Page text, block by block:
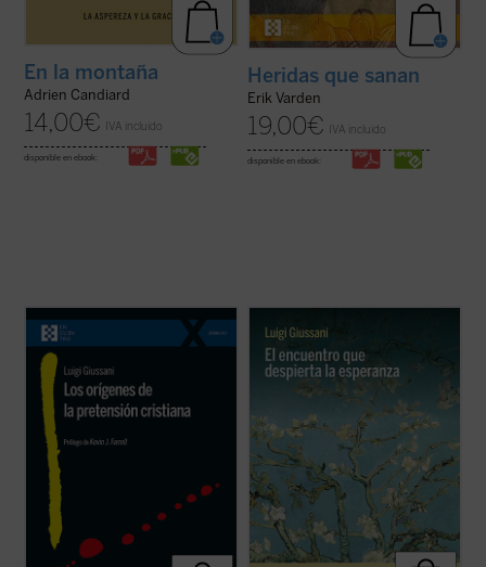
En la montaña
Adrien Candiard
14,00€ IVA incluido
disponible en ebook:
Heridas que sanan
Erik Varden
19,00€ IVA incluido
disponible en ebook:
En este libro lúcido y provocador, Luigi
Giussani se adentra en la cuestión decisiva
del cristianismo: su pretensión única e
irreductible.Los orígenes de la pretensión
cristiana
no es un tratado teológico, sino
una propuesta ... (ver ficha)
diálogo en asamblea y la síntesis, hasta
ahora inéditos, de Luigi Giussani con
jóvenes universitarios de Comunión y
Liberación en 1985. Giussani propone una
inversión de perspectiva: las necesidades